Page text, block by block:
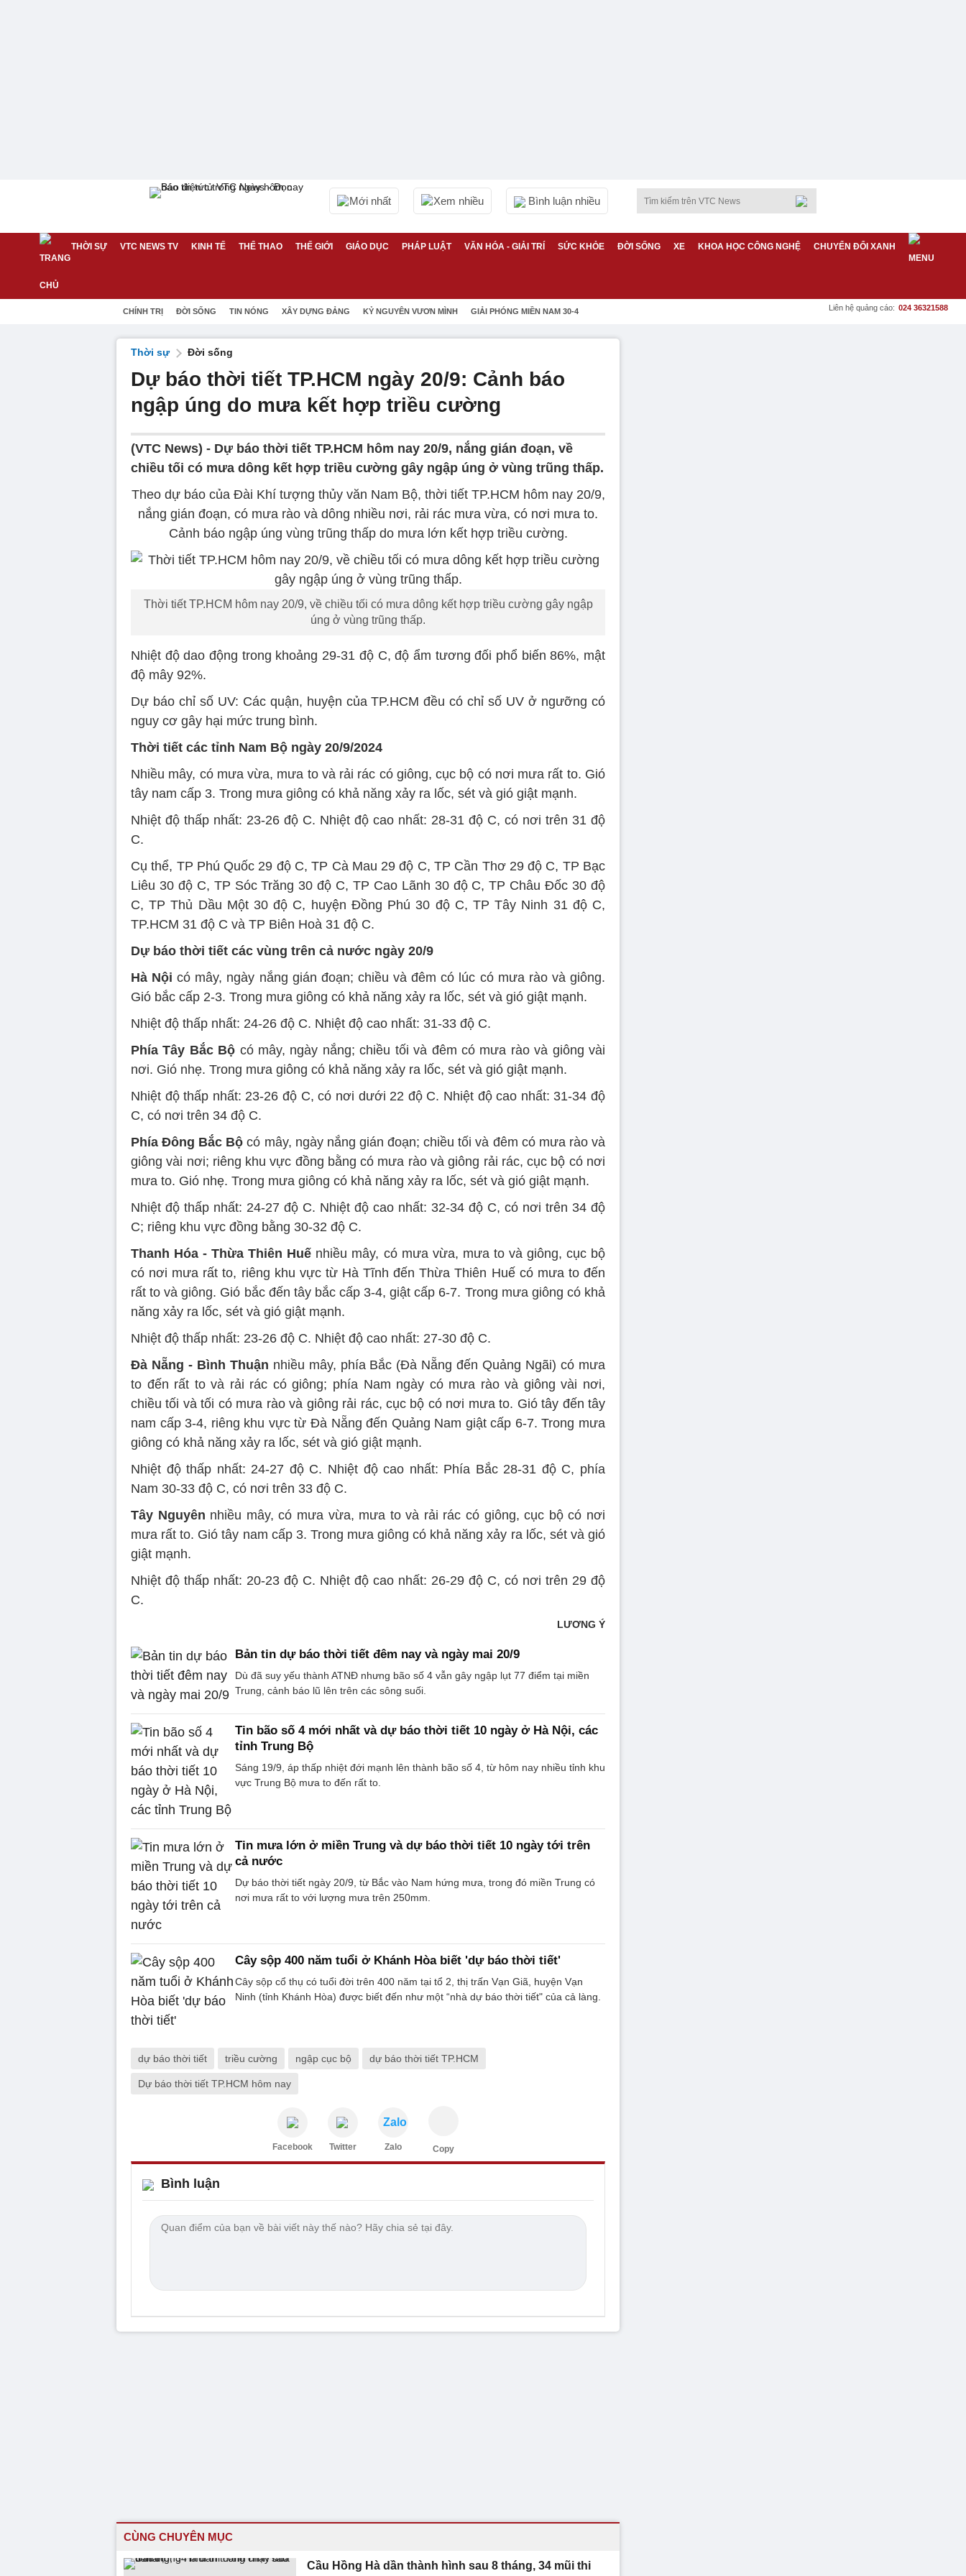
Mới nhất Xem nhiều Bình luận nhiều
THỜI SỰ VTC NEWS TV KINH TẾ THỂ THAO THẾ GIỚI GIÁO DỤC PHÁP LUẬT VĂN HÓA - GIẢI TRÍ SỨC KHỎE ĐỜI SỐNG XE KHOA HỌC CÔNG NGHỆ CHUYỂN ĐỔI XANH
CHÍNH TRỊ ĐỜI SỐNG TIN NÓNG XÂY DỰNG ĐẢNG KỶ NGUYÊN VƯƠN MÌNH GIẢI PHÓNG MIỀN NAM 30-4 Liên hệ quảng cáo: 024 36321588
Thời sự Đời sống
Dự báo thời tiết TP.HCM ngày 20/9: Cảnh báo
ngập úng do mưa kết hợp triều cường
(VTC News) - Dự báo thời tiết TP.HCM hôm nay 20/9, nắng gián đoạn, về
chiều tối có mưa dông kết hợp triều cường gây ngập úng ở vùng trũng thấp.
Theo dự báo của Đài Khí tượng thủy văn Nam Bộ, thời tiết TP.HCM hôm nay 20/9,
nắng gián đoạn, có mưa rào và dông nhiều nơi, rải rác mưa vừa, có nơi mưa to.
Cảnh báo ngập úng vùng trũng thấp do mưa lớn kết hợp triều cường.
Thời tiết TP.HCM hôm nay 20/9, về chiều tối có mưa dông kết hợp triều cường gây ngập
úng ở vùng trũng thấp.
Nhiệt độ dao động trong khoảng 29-31 độ C, độ ẩm tương đối phổ biến 86%, mật
độ mây 92%.
Dự báo chỉ số UV: Các quận, huyện của TP.HCM đều có chỉ số UV ở ngưỡng có
nguy cơ gây hại mức trung bình.
Thời tiết các tỉnh Nam Bộ ngày 20/9/2024
Nhiều mây, có mưa vừa, mưa to và rải rác có giông, cục bộ có nơi mưa rất to. Gió
tây nam cấp 3. Trong mưa giông có khả năng xảy ra lốc, sét và gió giật mạnh.
Nhiệt độ thấp nhất: 23-26 độ C. Nhiệt độ cao nhất: 28-31 độ C, có nơi trên 31 độ
C.
Cụ thể, TP Phú Quốc 29 độ C, TP Cà Mau 29 độ C, TP Cần Thơ 29 độ C, TP Bạc
Liêu 30 độ C, TP Sóc Trăng 30 độ C, TP Cao Lãnh 30 độ C, TP Châu Đốc 30 độ
C, TP Thủ Dầu Một 30 độ C, huyện Đồng Phú 30 độ C, TP Tây Ninh 31 độ C,
TP.HCM 31 độ C và TP Biên Hoà 31 độ C.
Dự báo thời tiết các vùng trên cả nước ngày 20/9
Hà Nội có mây, ngày nắng gián đoạn; chiều và đêm có lúc có mưa rào và giông.
Gió bắc cấp 2-3. Trong mưa giông có khả năng xảy ra lốc, sét và gió giật mạnh.
Nhiệt độ thấp nhất: 24-26 độ C. Nhiệt độ cao nhất: 31-33 độ C.
Phía Tây Bắc Bộ có mây, ngày nắng; chiều tối và đêm có mưa rào và giông vài
nơi. Gió nhẹ. Trong mưa giông có khả năng xảy ra lốc, sét và gió giật mạnh.
Nhiệt độ thấp nhất: 23-26 độ C, có nơi dưới 22 độ C. Nhiệt độ cao nhất: 31-34 độ
C, có nơi trên 34 độ C.
Phía Đông Bắc Bộ có mây, ngày nắng gián đoạn; chiều tối và đêm có mưa rào và
giông vài nơi; riêng khu vực đồng bằng có mưa rào và giông rải rác, cục bộ có nơi
mưa to. Gió nhẹ. Trong mưa giông có khả năng xảy ra lốc, sét và gió giật mạnh.
Nhiệt độ thấp nhất: 24-27 độ C. Nhiệt độ cao nhất: 32-34 độ C, có nơi trên 34 độ
C; riêng khu vực đồng bằng 30-32 độ C.
Thanh Hóa - Thừa Thiên Huế nhiều mây, có mưa vừa, mưa to và giông, cục bộ
có nơi mưa rất to, riêng khu vực từ Hà Tĩnh đến Thừa Thiên Huế có mưa to đến
rất to và giông. Gió bắc đến tây bắc cấp 3-4, giật cấp 6-7. Trong mưa giông có khả
năng xảy ra lốc, sét và gió giật mạnh.
Nhiệt độ thấp nhất: 23-26 độ C. Nhiệt độ cao nhất: 27-30 độ C.
Đà Nẵng - Bình Thuận nhiều mây, phía Bắc (Đà Nẵng đến Quảng Ngãi) có mưa
to đến rất to và rải rác có giông; phía Nam ngày có mưa rào và giông vài nơi,
chiều tối và tối có mưa rào và giông rải rác, cục bộ có nơi mưa to. Gió tây đến tây
nam cấp 3-4, riêng khu vực từ Đà Nẵng đến Quảng Nam giật cấp 6-7. Trong mưa
giông có khả năng xảy ra lốc, sét và gió giật mạnh.
Nhiệt độ thấp nhất: 24-27 độ C. Nhiệt độ cao nhất: Phía Bắc 28-31 độ C, phía
Nam 30-33 độ C, có nơi trên 33 độ C.
Tây Nguyên nhiều mây, có mưa vừa, mưa to và rải rác có giông, cục bộ có nơi
mưa rất to. Gió tây nam cấp 3. Trong mưa giông có khả năng xảy ra lốc, sét và gió
giật mạnh.
Nhiệt độ thấp nhất: 20-23 độ C. Nhiệt độ cao nhất: 26-29 độ C, có nơi trên 29 độ
C.
LƯƠNG Ý
Bản tin dự báo thời tiết đêm nay và ngày mai 20/9
Dù đã suy yếu thành ATNĐ nhưng bão số 4 vẫn gây ngập lụt 77 điểm tại miền
Trung, cảnh báo lũ lên trên các sông suối.
Tin bão số 4 mới nhất và dự báo thời tiết 10 ngày ở Hà Nội, các
tỉnh Trung Bộ
Sáng 19/9, áp thấp nhiệt đới mạnh lên thành bão số 4, từ hôm nay nhiều tỉnh khu
vực Trung Bộ mưa to đến rất to.
Tin mưa lớn ở miền Trung và dự báo thời tiết 10 ngày tới trên
cả nước
Dự báo thời tiết ngày 20/9, từ Bắc vào Nam hứng mưa, trong đó miền Trung có
nơi mưa rất to với lượng mưa trên 250mm.
Cây sộp 400 năm tuổi ở Khánh Hòa biết 'dự báo thời tiết'
Cây sộp cổ thụ có tuổi đời trên 400 năm tại tổ 2, thị trấn Vạn Giã, huyện Vạn
Ninh (tỉnh Khánh Hòa) được biết đến như một “nhà dự báo thời tiết" của cả làng.
dự báo thời tiết triều cường ngập cục bộ dự báo thời tiết TP.HCM
Dự báo thời tiết TP.HCM hôm nay
Facebook Twitter
Zalo
Zalo Copy
Bình luận
CÙNG CHUYÊN MỤC
Cầu Hồng Hà dần thành hình sau 8 tháng, 34 mũi thi